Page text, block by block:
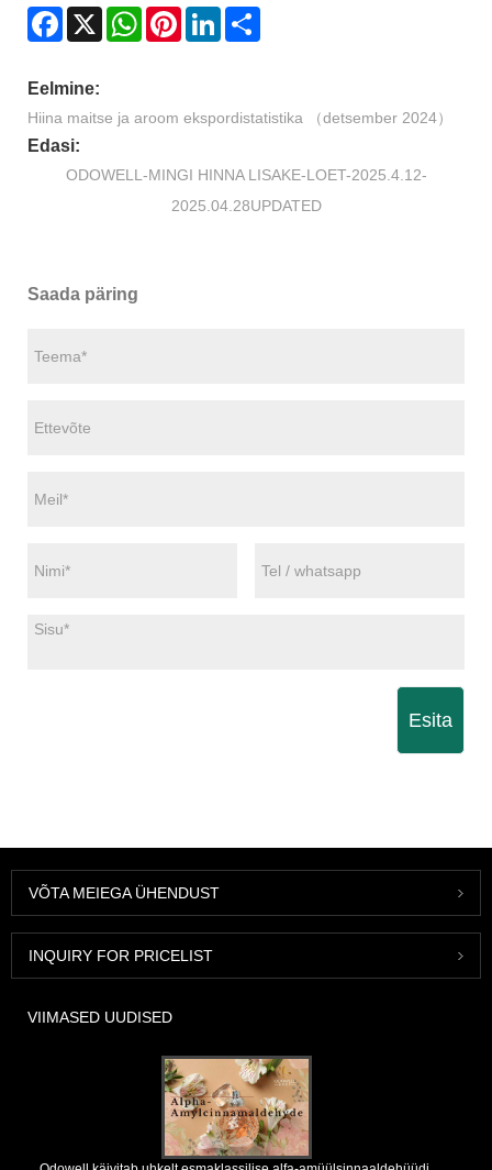
Facebook
X WhatsAppPinterestLinkedIn
Eelmine:
Hiina maitse ja aroom ekspordistatistika （detsember 2024）
Edasi:
ODOWELL-MINGI HINNA LISAKE-LOET-2025.4.12-
2025.04.28UPDATED
Saada päring
Esita
VÕTA MEIEGA ÜHENDUST
INQUIRY FOR PRICELIST
VIIMASED UUDISED